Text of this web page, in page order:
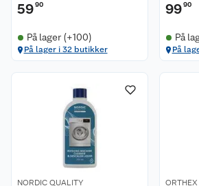
5990
På lager (+100)
På lager i 32 butikker
9990
På
På
NORDIC QUALITY ORTHEX